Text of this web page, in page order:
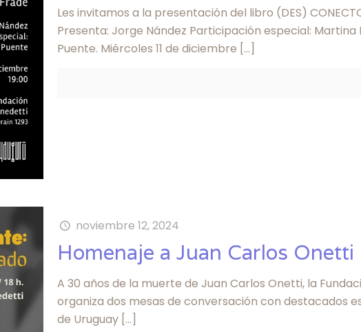
Les invitamos a la presentación del libro (DES)
Presenta: Jorge Nández Participación especial: Martina
Puente. Miércoles 11 de diciembre […]
noviembre 12, 2024
Homenaje a Juan Carlos Onetti
A 30 años de la muerte de Juan Carlos Onetti, la
organiza dos mesas de conversación con destacados
de Uruguay […]